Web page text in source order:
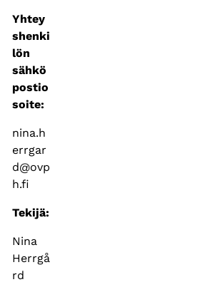
Yhtey
shenki
lön
sähkö
postio
soite:
nina.h
errgar
d@ovp
h.fi
Tekijä:
Nina
Herrgå
rd